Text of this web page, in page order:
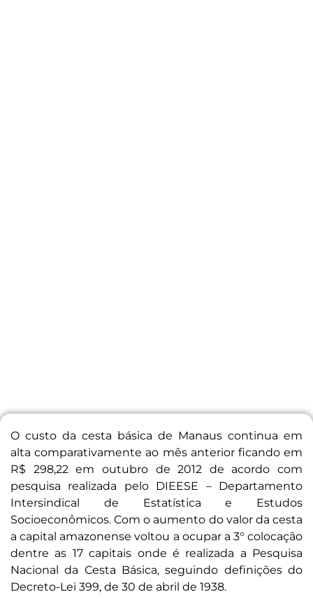
O custo da cesta básica de Manaus continua em
alta comparativamente ao mês anterior ficando em
R$ 298,22 em outubro de 2012 de acordo com
pesquisa realizada pelo DIEESE – Departamento
Intersindical de Estatística e Estudos
Socioeconômicos. Com o aumento do valor da cesta
a capital amazonense voltou a ocupar a 3° colocação
dentre as 17 capitais onde é realizada a Pesquisa
Nacional da Cesta Básica, seguindo definições do
Decreto-Lei 399, de 30 de abril de 1938.